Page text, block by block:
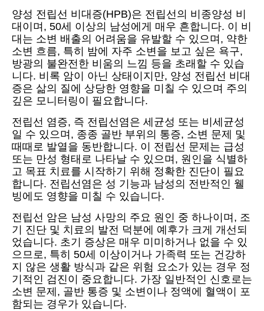
양성 전립선 비대증(HPB)은 전립선의 비종양성 비
대이며, 50세 이상의 남성에게 매우 흔합니다. 이 비
대는 소변 배출의 어려움을 유발할 수 있으며, 약한
소변 흐름, 특히 밤에 자주 소변을 보고 싶은 욕구,
방광의 불완전한 비움의 느낌 등을 초래할 수 있습
니다. 비록 암이 아닌 상태이지만, 양성 전립선 비대
증은 삶의 질에 상당한 영향을 미칠 수 있으며 주의
깊은 모니터링이 필요합니다.
전립선 염증, 즉 전립선염은 세균성 또는 비세균성
일 수 있으며, 종종 골반 부위의 통증, 소변 문제 및
때때로 발열을 동반합니다. 이 전립선 문제는 급성
또는 만성 형태로 나타날 수 있으며, 원인을 식별하
고 목표 치료를 시작하기 위해 정확한 진단이 필요
합니다. 전립선염은 성 기능과 남성의 전반적인 웰
빙에도 영향을 미칠 수 있습니다.
전립선 암은 남성 사망의 주요 원인 중 하나이며, 조
기 진단 및 치료의 발전 덕분에 예후가 크게 개선되
었습니다. 초기 증상은 매우 미미하거나 없을 수 있
으므로, 특히 50세 이상이거나 가족력 또는 건강하
지 않은 생활 방식과 같은 위험 요소가 있는 경우 정
기적인 검진이 중요합니다. 가장 일반적인 신호로는
소변 문제, 골반 통증 및 소변이나 정액에 혈액이 포
함되는 경우가 있습니다.